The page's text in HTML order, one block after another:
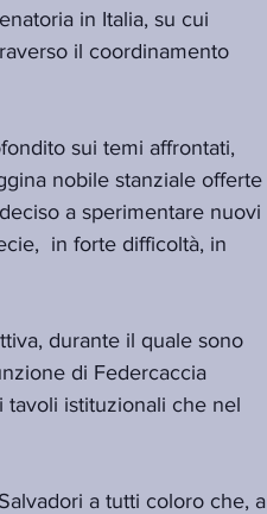
in Italia, su cui
il coordinamento
sui temi affrontati,
nobile stanziale offerte
a sperimentare nuovi
in forte difficoltà, in
durante il quale sono
di Federcaccia
tavoli istituzionali che nel
a tutti coloro che, a